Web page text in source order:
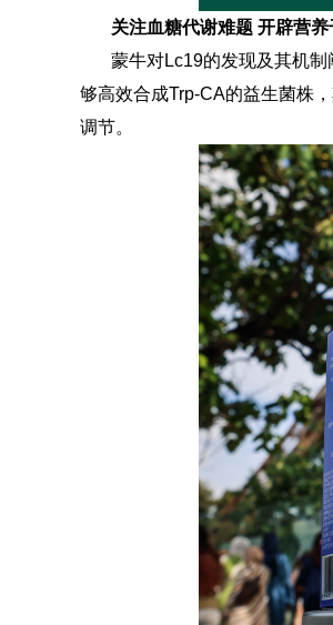
关注血糖代谢难题 开辟营
蒙牛对Lc19的发现及其机
够高效合成Trp-CA的益生菌株
调节。